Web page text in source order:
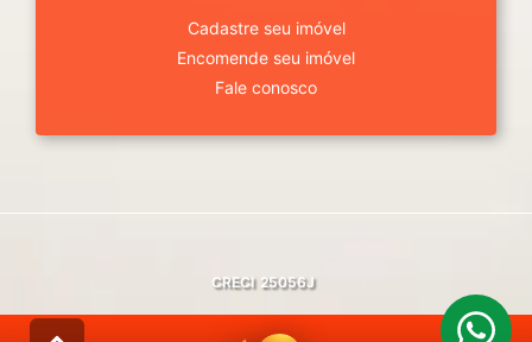
Cadastre seu imóvel
Encomende seu imóvel
Fale conosco
CRECI 25056J